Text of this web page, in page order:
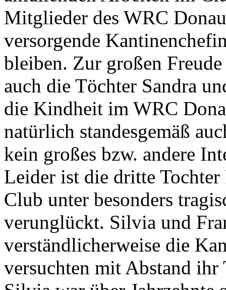
Mitglieder des WRC
versorgende
bleiben. Zur großen
auch die Töchter Sandra
die Kindheit im WRC
natürlich standesgemäß
kein großes bzw. andere
Leider ist die dritte
Club unter besonders
verunglückt. Silvia und
verständlicherweise die
versuchten mit Abstand ihr